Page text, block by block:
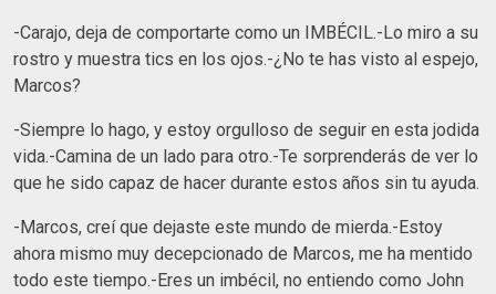
-Carajo, deja de comportarte como un IMBÉCIL.-Lo miro a su
rostro y muestra tics en los ojos.-¿No te has visto al espejo,
Marcos?
-Siempre lo hago, y estoy orgulloso de seguir en esta jodida
vida.-Camina de un lado para otro.-Te sorprenderás de ver lo
que he sido capaz de hacer durante estos años sin tu ayuda.
-Marcos, creí que dejaste este mundo de mierda.-Estoy
ahora mismo muy decepcionado de Marcos, me ha mentido
todo este tiempo.-Eres un imbécil, no entiendo como John